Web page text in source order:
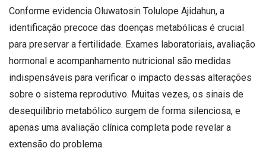
Conforme evidencia Oluwatosin Tolulope Ajidahun, a
identificação precoce das doenças metabólicas é crucial
para preservar a fertilidade. Exames laboratoriais, avaliação
hormonal e acompanhamento nutricional são medidas
indispensáveis para verificar o impacto dessas alterações
sobre o sistema reprodutivo. Muitas vezes, os sinais de
desequilíbrio metabólico surgem de forma silenciosa, e
apenas uma avaliação clínica completa pode revelar a
extensão do problema.